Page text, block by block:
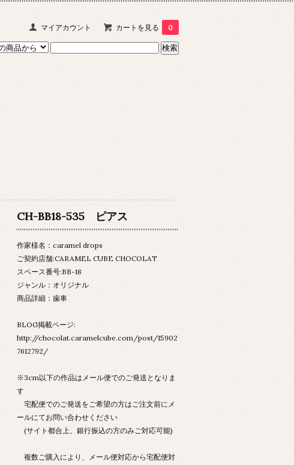
マイアカウント カートを見る 0
CH-BB18-535 ピアス
作家様名：caramel drops
ご契約店舗:CARAMEL CUBE CHOCOLAT
スペース番号:BB-18
ジャンル：オリジナル
商品詳細：歯車
BLOG掲載ページ:
http://chocolat.caramelcube.com/post/15902
7612792/
※3cm以下の作品はメール便でのご発送となりま
す
宅配便でのご発送をご希望の方はご注文前にメ
ールにてお問い合わせください
(サイト都合上、銀行振込の方のみご対応可能)
複数ご購入により、メール便対応から宅配便対